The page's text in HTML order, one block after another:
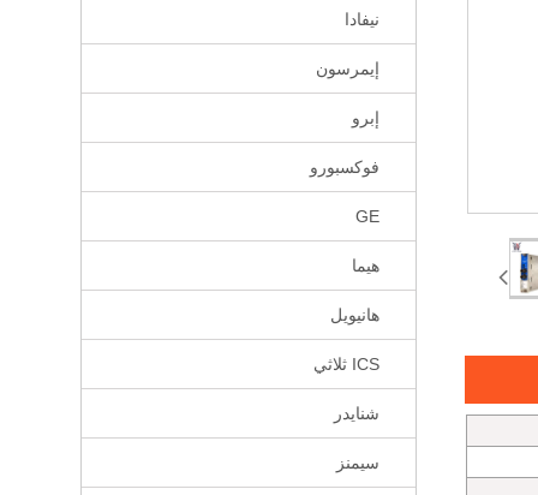
نيفادا
إيمرسون
إبرو
فوكسبورو
GE
هيما
هانيويل
ICS ثلاثي
شنايدر
سيمنز